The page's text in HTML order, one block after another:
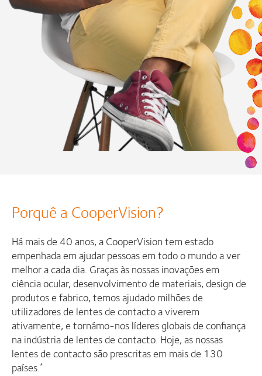
Porquê a CooperVision?
Há mais de 40 anos, a CooperVision tem estado
empenhada em ajudar pessoas em todo o mundo a ver
melhor a cada dia. Graças às nossas inovações em
ciência ocular, desenvolvimento de materiais, design de
produtos e fabrico, temos ajudado milhões de
utilizadores de lentes de contacto a viverem
ativamente, e tornámo-nos líderes globais de confiança
na indústria de lentes de contacto. Hoje, as nossas
lentes de contacto são prescritas em mais de 130
países.*